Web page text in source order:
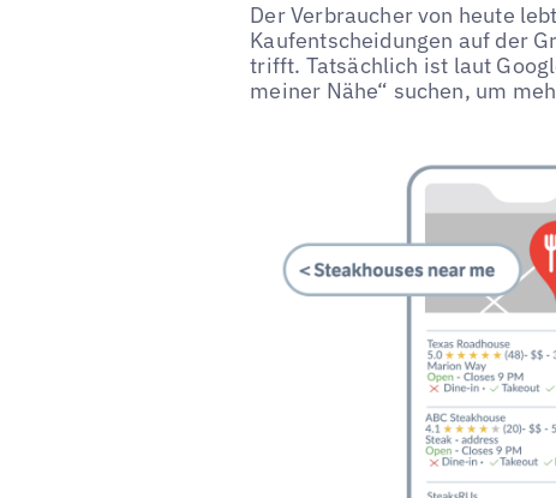
Der Verbraucher von heute
Kaufentscheidungen auf der
trifft. Tatsächlich ist laut
meiner Nähe“ suchen, um